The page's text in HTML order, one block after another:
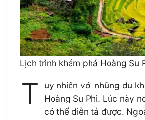
Lịch trình khám phá Hoàng
T
uy nhiên với những du
Hoàng Su Phì. Lúc này
có thể diễn tả được.